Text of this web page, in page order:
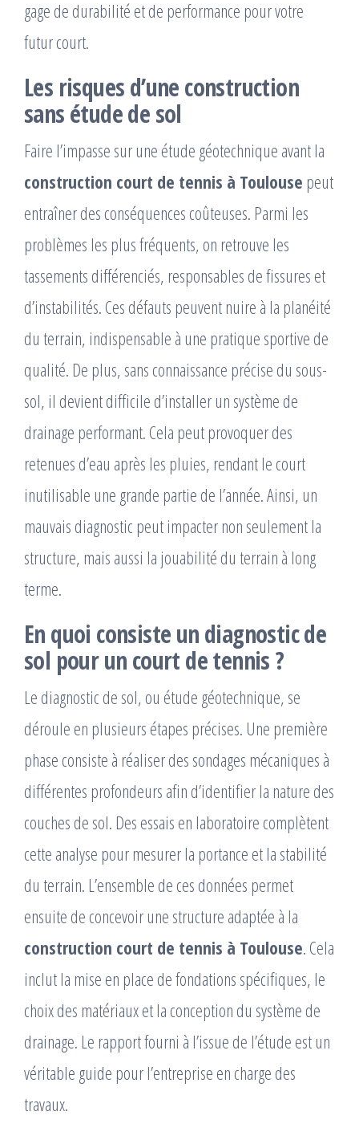
gage de durabilité et de performance pour votre
futur court.
Les risques d’une construction
sans étude de sol
Faire l’impasse sur une étude géotechnique avant la
construction court de tennis à Toulouse peut
entraîner des conséquences coûteuses. Parmi les
problèmes les plus fréquents, on retrouve les
tassements différenciés, responsables de fissures et
d’instabilités. Ces défauts peuvent nuire à la planéité
du terrain, indispensable à une pratique sportive de
qualité. De plus, sans connaissance précise du sous-
sol, il devient difficile d’installer un système de
drainage performant. Cela peut provoquer des
retenues d’eau après les pluies, rendant le court
inutilisable une grande partie de l’année. Ainsi, un
mauvais diagnostic peut impacter non seulement la
structure, mais aussi la jouabilité du terrain à long
terme.
En quoi consiste un diagnostic de
sol pour un court de tennis ?
Le diagnostic de sol, ou étude géotechnique, se
déroule en plusieurs étapes précises. Une première
phase consiste à réaliser des sondages mécaniques à
différentes profondeurs afin d’identifier la nature des
couches de sol. Des essais en laboratoire complètent
cette analyse pour mesurer la portance et la stabilité
du terrain. L’ensemble de ces données permet
ensuite de concevoir une structure adaptée à la
construction court de tennis à Toulouse. Cela
inclut la mise en place de fondations spécifiques, le
choix des matériaux et la conception du système de
drainage. Le rapport fourni à l’issue de l’étude est un
véritable guide pour l’entreprise en charge des
travaux.